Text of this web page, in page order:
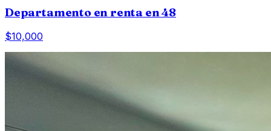
Departamento en renta en 48
$10,000